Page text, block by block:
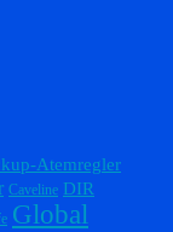
Atemregler
Caveline DIR
Global